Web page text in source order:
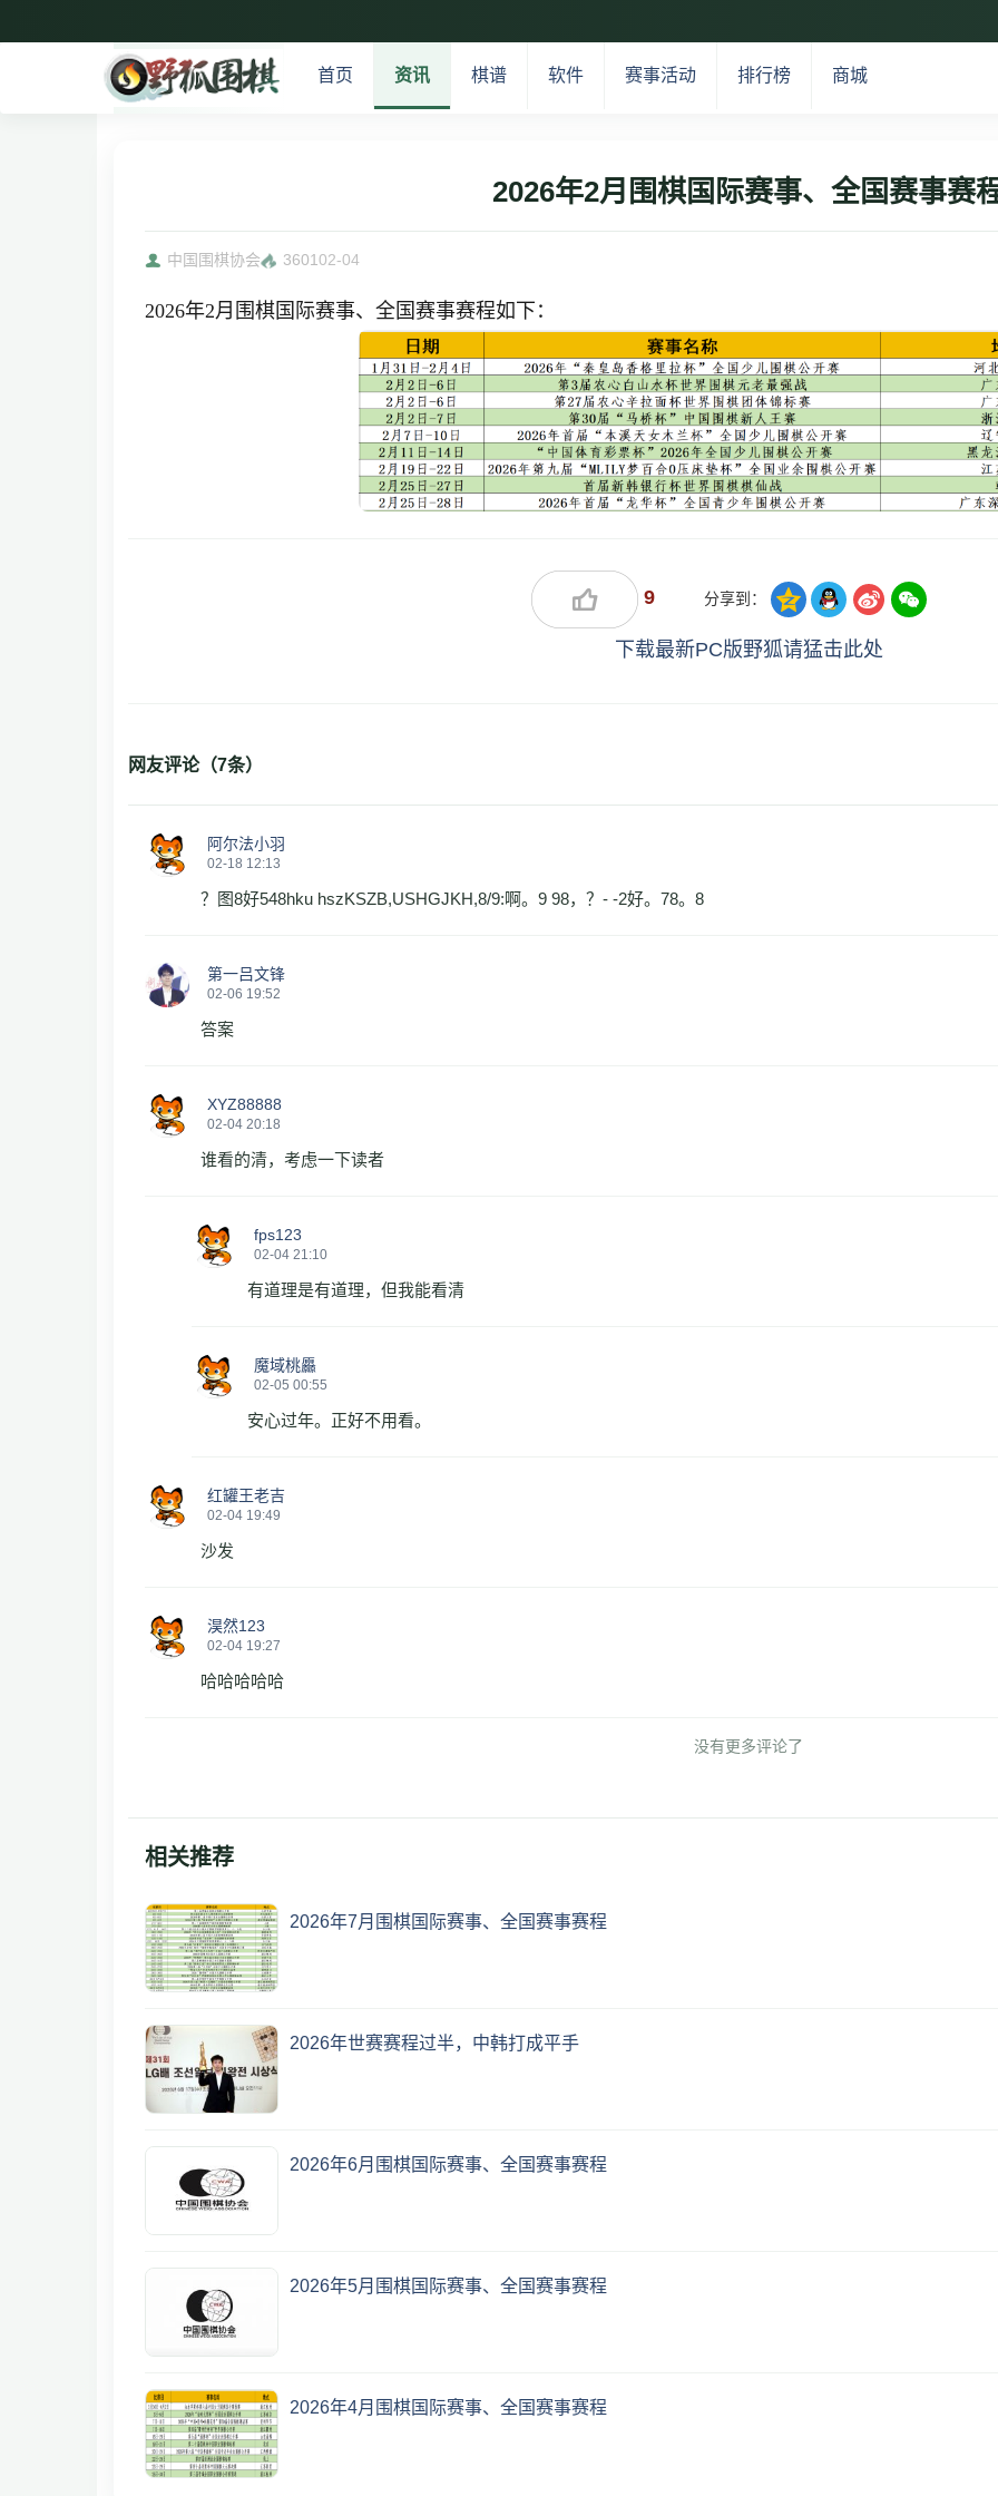
首页 资讯 棋谱 软件 赛事活动 排行榜 商城
2026年2月围棋国际赛事、全国赛事赛
中国围棋协会 360102-04
2026年2月围棋国际赛事、全国赛事赛程如下：
9 分享到：
下载最新PC版野狐请猛击此处
网友评论（7条）
阿尔法小羽
02-18 12:13
？图8好548hku hszKSZB,USHGJKH,8/9:啊。9 98，？- -2好。78。8
第一吕文锋
02-06 19:52
答案
XYZ88888
02-04 20:18
谁看的清，考虑一下读者
fps123
02-04 21:10
有道理是有道理，但我能看清
魔域桃厵
02-05 00:55
安心过年。正好不用看。
红罐王老吉
02-04 19:49
沙发
淏然123
02-04 19:27
哈哈哈哈哈
没有更多评论了
相关推荐
2026年7月围棋国际赛事、全国赛事赛程
2026年世赛赛程过半，中韩打成平手
2026年6月围棋国际赛事、全国赛事赛程
2026年5月围棋国际赛事、全国赛事赛程
2026年4月围棋国际赛事、全国赛事赛程